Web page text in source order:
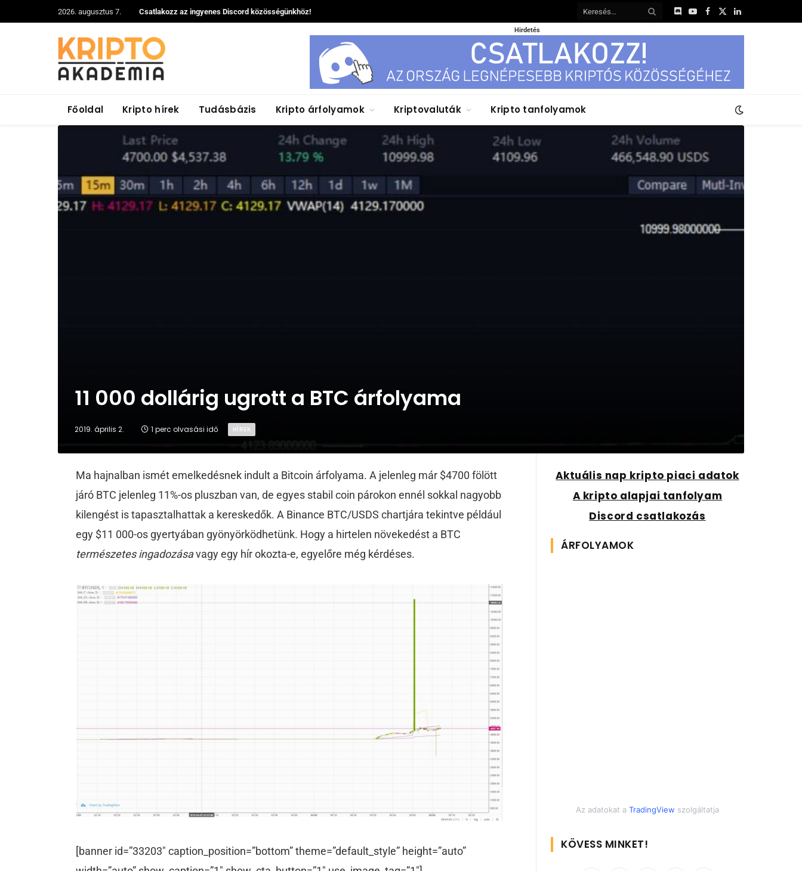
2026. augusztus 7. Csatlakozz az ingyenes Discord közösségünkhöz!
DiscordYouTube
Facebook
X
LinkedIn
Hirdetés
Főoldal Kripto hírek Tudásbázis Kripto árfolyamok Kriptovaluták Kripto tanfolyamok
11 000 dollárig ugrott a BTC árfolyama
2019. április 2. 1 perc olvasási idő HÍREK
Ma hajnalban ismét emelkedésnek indult a Bitcoin árfolyama. A jelenleg már $4700 fölött
járó BTC jelenleg 11%-os pluszban van, de egyes stabil coin párokon ennél sokkal nagyobb
kilengést is tapasztalhattak a kereskedők. A Binance BTC/USDS chartjára tekintve például
egy $11 000-os gyertyában gyönyörködhetünk. Hogy a hirtelen növekedést a BTC
természetes ingadozásavagy egy hír okozta-e, egyelőre még kérdéses.
[banner id=”33203″ caption_position=”bottom” theme=”default_style” height=”auto”
Aktuális nap kripto piaci adatok
A kripto alapjai tanfolyam
Discord csatlakozás
ÁRFOLYAMOK
Az adatokat a TradingView szolgáltatja
KÖVESS MINKET!